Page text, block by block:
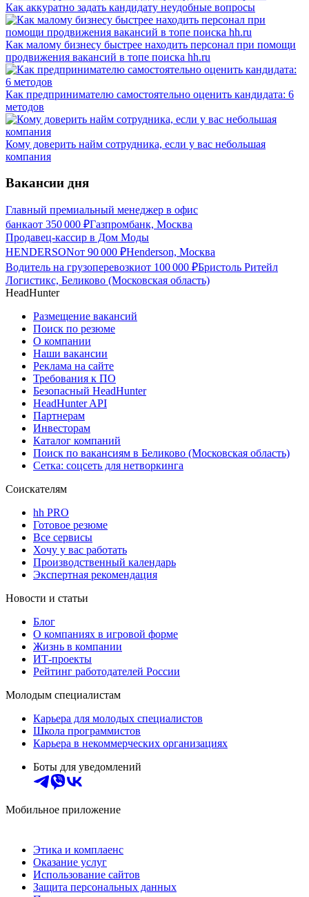
Как аккуратно задать кандидату неудобные вопросы
Как малому бизнесу быстрее находить персонал при помощи
продвижения вакансий в топе поиска hh.ru
Как предпринимателю самостоятельно оценить кандидата: 6
методов
Кому доверить найм сотрудника, если у вас небольшая
компания
Вакансии дня
Главный премиальный менеджер в офис
банкаот 350 000 ₽Газпромбанк, Москва
Продавец-кассир в Дом Моды
HENDERSONот 90 000 ₽Henderson, Москва
Водитель на грузоперевозкиот 100 000 ₽Бристоль Ритейл
Логистикс, Беликово (Московская область)
HeadHunter
Размещение вакансий
Поиск по резюме
О компании
Наши вакансии
Реклама на сайте
Требования к ПО
Безопасный HeadHunter
HeadHunter API
Партнерам
Инвесторам
Каталог компаний
Поиск по вакансиям в Беликово (Московская область)
Сетка: соцсеть для нетворкинга
Соискателям
hh PRO
Готовое резюме
Все сервисы
Хочу у вас работать
Производственный календарь
Экспертная рекомендация
Новости и статьи
Блог
О компаниях в игровой форме
Жизнь в компании
ИТ-проекты
Рейтинг работодателей России
Молодым специалистам
Карьера для молодых специалистов
Школа программистов
Карьера в некоммерческих организациях
Боты для уведомлений
Мобильное приложение
Этика и комплаенс
Оказание услуг
Использование сайтов
Защита персональных данных